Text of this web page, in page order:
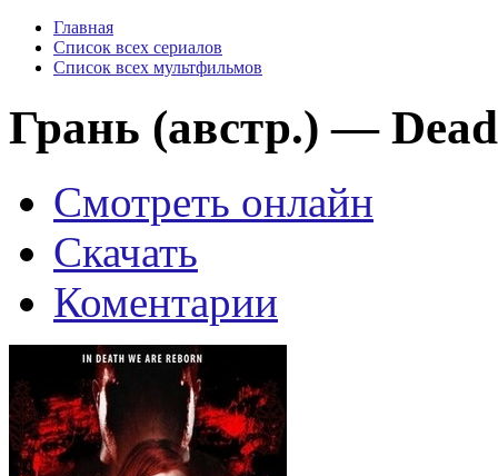
Главная
Список всех сериалов
Список всех мультфильмов
Грань (австр.) —
Смотреть онлайн
Скачать
Коментарии